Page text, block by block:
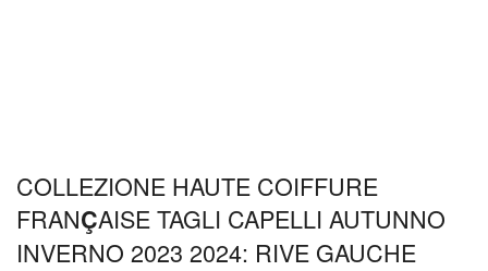
COLLEZIONE HAUTE COIFFURE
FRANÇAISE TAGLI CAPELLI AUTUNNO
INVERNO 2023 2024: RIVE GAUCHE